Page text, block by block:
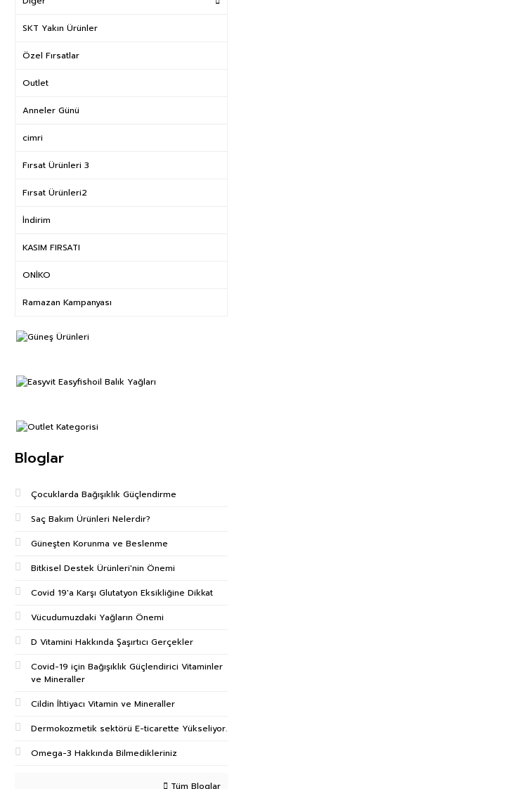
SKT Yakın Ürünler
Özel Fırsatlar
Outlet
Anneler Günü
cimri
Fırsat Ürünleri 3
Fırsat Ürünleri2
İndirim
KASIM FIRSATI
ONİKO
Ramazan Kampanyası
Bloglar
Çocuklarda Bağışıklık Güçlendirme
Saç Bakım Ürünleri Nelerdir?
Güneşten Korunma ve Beslenme
Bitkisel Destek Ürünleri'nin Önemi
Covid 19'a Karşı Glutatyon Eksikliğine Dikkat
Vücudumuzdaki Yağların Önemi
D Vitamini Hakkında Şaşırtıcı Gerçekler
Covid-19 için Bağışıklık Güçlendirici Vitaminler
ve Mineraller
Cildin İhtiyacı Vitamin ve Mineraller
Dermokozmetik sektörü E-ticarette Yükseliyor.
Omega-3 Hakkında Bilmedikleriniz
Tüm Bloglar